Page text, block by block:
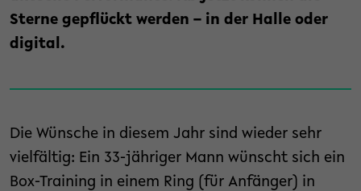
Sterne gepflückt werden – in der Halle oder
digital.
Die Wünsche in diesem Jahr sind wieder sehr
vielfältig: Ein 33-jähriger Mann wünscht sich ein
Box-Training in einem Ring (für Anfänger) in